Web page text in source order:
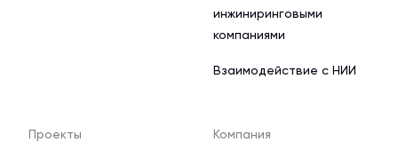
инжиниринговыми
компаниями
Взаимодействие с НИИ
Проекты Компания